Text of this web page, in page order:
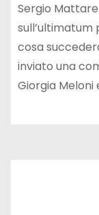
Sergio
sull’ultimatum
cosa
inviato una
Giorgia Meloni